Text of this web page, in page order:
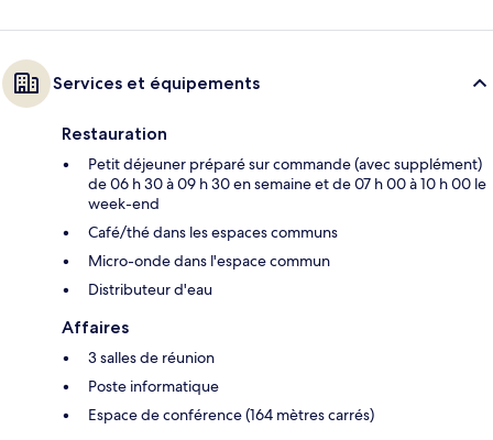
Services et équipements
Restauration
Petit déjeuner préparé sur commande (avec supplément)
de 06 h 30 à 09 h 30 en semaine et de 07 h 00 à 10 h 00 le
week-end
Café/thé dans les espaces communs
Micro-onde dans l'espace commun
Distributeur d'eau
Affaires
3 salles de réunion
Poste informatique
Espace de conférence (164 mètres carrés)